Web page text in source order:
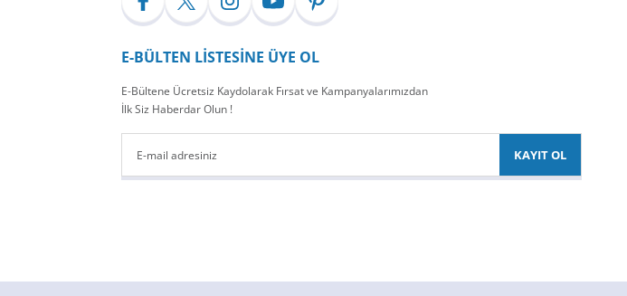
E-BÜLTEN LİSTESİNE ÜYE OL
E-Bültene Ücretsiz Kaydolarak Fırsat ve Kampanyalarımızdan
İlk Siz Haberdar Olun !
KAYIT OL